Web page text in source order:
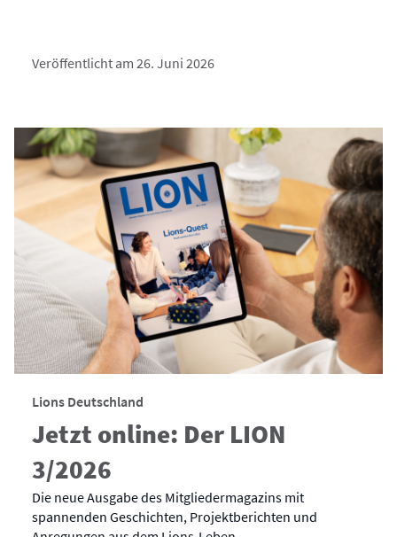
Veröffentlicht am 26. Juni 2026
Lions Deutschland
Jetzt online: Der LION
3/2026
Die neue Ausgabe des Mitgliedermagazins mit
spannenden Geschichten, Projektberichten und